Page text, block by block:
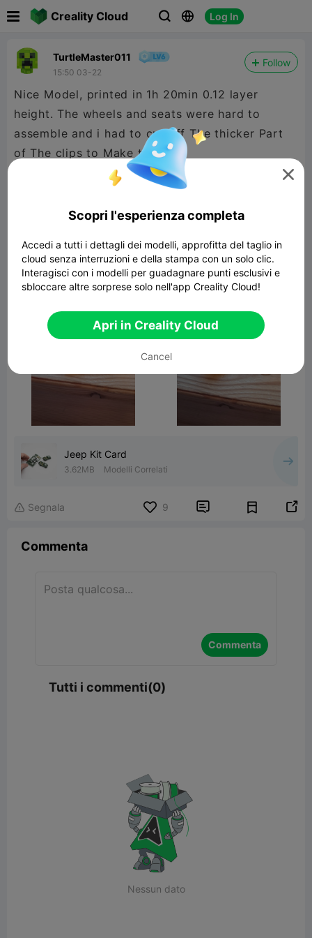
Creality Cloud   Log In
TurtleMaster011
15:50 03-22
Follow
Nice Model, printed in 1h 20min 0.12 layer
height. The wheels and seats were hard to
assemble and i had to cut off The thicker Part
of The clips to Make them fit.
Assembly: 6/10
Thanks for sharing this model!
Jeep Kit Card
3.62MB Modelli Correlati
 Segnala 9  
Commenta
Commenta
Tutti i commenti(0)
Nessun dato

Scopri l'esperienza completa
Accedi a tutti i dettagli dei modelli, approfitta del taglio in
cloud senza interruzioni e della stampa con un solo clic.
Interagisci con i modelli per guadagnare punti esclusivi e
sbloccare altre sorprese solo nell'app Creality Cloud!
Apri in Creality Cloud
Cancel